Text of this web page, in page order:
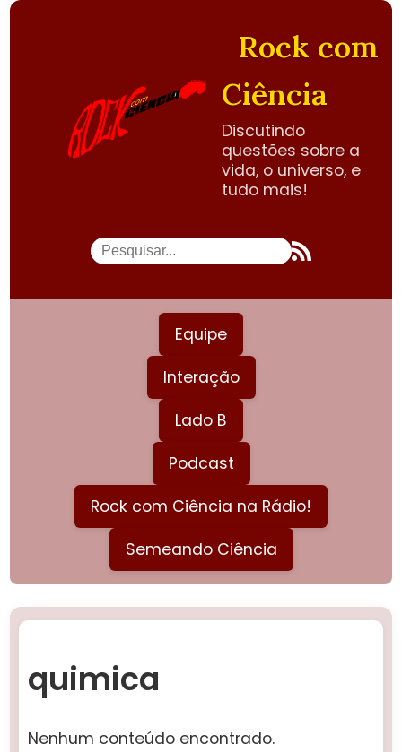
Rock com
Ciência
Discutindo
questões sobre a
vida, o universo, e
tudo mais!
Equipe
Interação
Lado B
Podcast
Rock com Ciência na Rádio!
Semeando Ciência
quimica
Nenhum conteúdo encontrado.